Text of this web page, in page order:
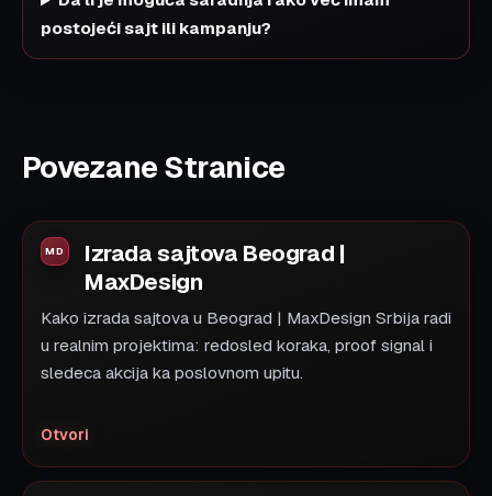
postojeći sajt ili kampanju?
Povezane Stranice
Izrada sajtova Beograd |
MaxDesign
Kako izrada sajtova u Beograd | MaxDesign Srbija radi
u realnim projektima: redosled koraka, proof signal i
sledeca akcija ka poslovnom upitu.
Otvori